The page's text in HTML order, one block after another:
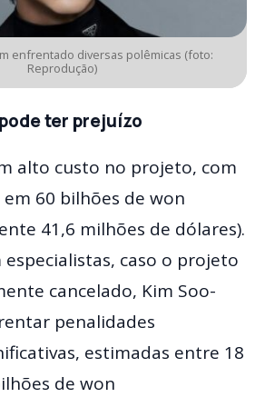
enfrentado diversas polêmicas (foto:
Reprodução)
ter prejuízo
alto custo no projeto, com
60 bilhões de won
41,6 milhões de dólares).
especialistas, caso o projeto
cancelado, Kim Soo-
penalidades
estimadas entre 18
de won